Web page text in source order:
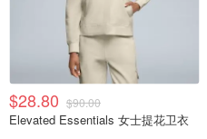
$28.80 $90.00
Elevated Essentials 女士提花卫衣